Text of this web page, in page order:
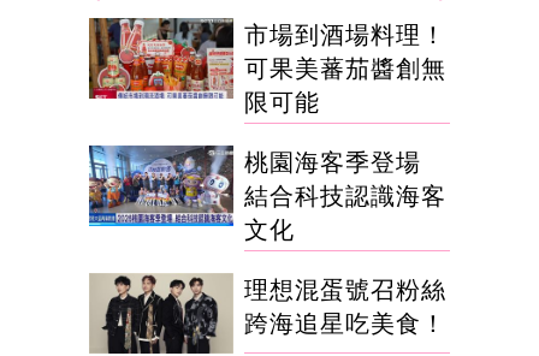
市場到酒場料理！
可果美蕃茄醬創無
限可能
桃園海客季登場
結合科技認識海客
文化
理想混蛋號召粉絲
跨海追星吃美食！